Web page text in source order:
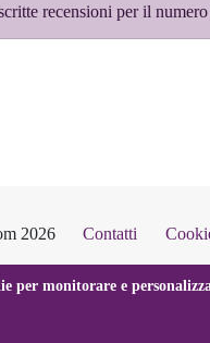
recensioni per il
2026 Contatti
per monitorare e